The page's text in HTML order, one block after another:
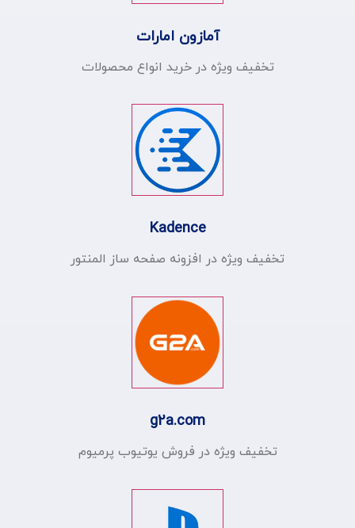
آمازون امارات
تخفیف ویژه در خرید انواع محصولات
Kadence
تخفیف ویژه در افزونه صفحه ساز المنتور
g2a.com
تخفیف ویژه در فروش یوتیوب پرمیوم